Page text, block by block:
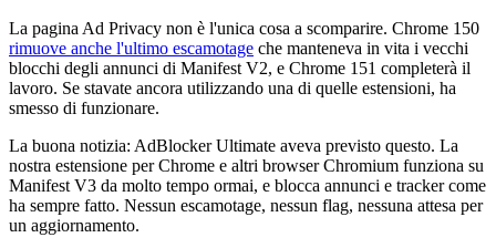
La pagina Ad Privacy non è l'unica cosa a scomparire. Chrome 150
rimuove anche l'ultimo escamotage che manteneva in vita i vecchi
blocchi degli annunci di Manifest V2, e Chrome 151 completerà il
lavoro. Se stavate ancora utilizzando una di quelle estensioni, ha
smesso di funzionare.
La buona notizia: AdBlocker Ultimate aveva previsto questo. La
nostra estensione per Chrome e altri browser Chromium funziona su
Manifest V3 da molto tempo ormai, e blocca annunci e tracker come
ha sempre fatto. Nessun escamotage, nessun flag, nessuna attesa per
un aggiornamento.